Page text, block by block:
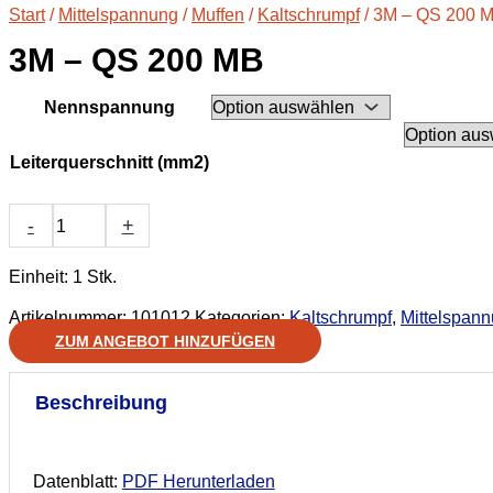
Start/ Mittelspannung / Muffen / Kaltschrumpf/ 3M – QS 200
3M – QS 200 MB
Nennspannung
Leiterquerschnitt (mm2)
-
200
MB
Menge
+
Einheit: 1 Stk.
Artikelnummer:101012 Kategorien:Kaltschrumpf,
ZUM ANGEBOT HINZUFÜGEN
Beschreibung
Datenblatt: PDF Herunterladen